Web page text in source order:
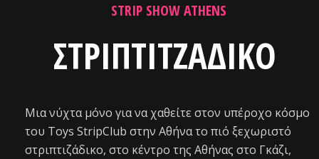
STRIP SHOW ATHENS
ΣΤΡΙΠΤΙΤΖΑΔΙΚΟ
Μια νύχτα μόνο για να χαθείτε στον υπέροχο κόσμο
του Toys StripClub στην Αθήνα το πιό ξεχωριστό
στριπτιζάδικο, στο κέντρο της Αθήνας στο Γκάζι,